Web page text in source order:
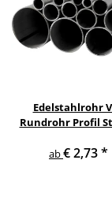
Edelstahlrohr
Rundrohr Profil
Durchmessern
ab€ 2,73*